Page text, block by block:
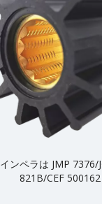
インペラは JMP 7376/
821B/CEF